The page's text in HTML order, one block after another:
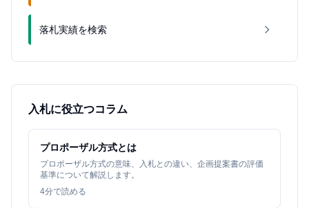
落札実績を検索
入札に役立つコラム
プロポーザル方式とは
プロポーザル方式の意味、入札との違い、企画提案書の評価
基準について解説します。
4分で読める